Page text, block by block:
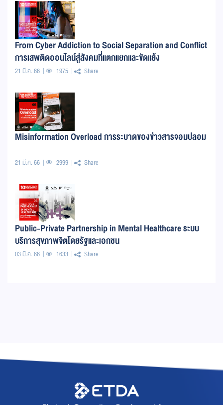
From Cyber Addiction to Social Separation and Conflict
การเสพติดออนไลน์สู่สังคมที่แตกแยกและขัดแย้ง
21 มี.ค. 66 1975 Share
Misinformation Overload การระบาดของข่าวสารจอมปลอม
21 มี.ค. 66 2999 Share
Public-Private Partnership in Mental Healthcare ระบบ
บริการสุขภาพจิตโดยรัฐและเอกชน
03 มี.ค. 66 1633 Share